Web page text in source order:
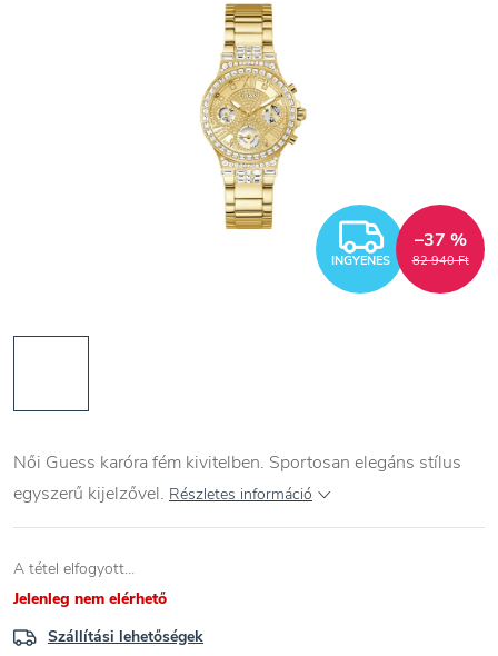
INGYENES 82 940 Ft
–37 %
Női Guess karóra fém kivitelben. Sportosan elegáns stílus
egyszerű kijelzővel. Részletes információ
A tétel elfogyott…
Jelenleg nem elérhető
Szállítási lehetőségek